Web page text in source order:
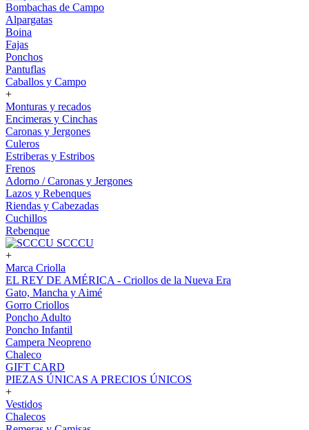
Bombachas de Campo
Alpargatas
Boina
Fajas
Ponchos
Pantuflas
Caballos y Campo
+
Monturas y recados
Encimeras y Cinchas
Caronas y Jergones
Culeros
Estriberas y Estribos
Frenos
Adorno / Caronas y Jergones
Lazos y Rebenques
Riendas y Cabezadas
Cuchillos
Rebenque
SCCCU
+
Marca Criolla
EL REY DE AMÉRICA - Criollos de la Nueva Era
Gato, Mancha y Aimé
Gorro Criollos
Poncho Adulto
Poncho Infantil
Campera Neopreno
Chaleco
GIFT CARD
PIEZAS ÚNICAS A PRECIOS ÚNICOS
+
Vestidos
Chalecos